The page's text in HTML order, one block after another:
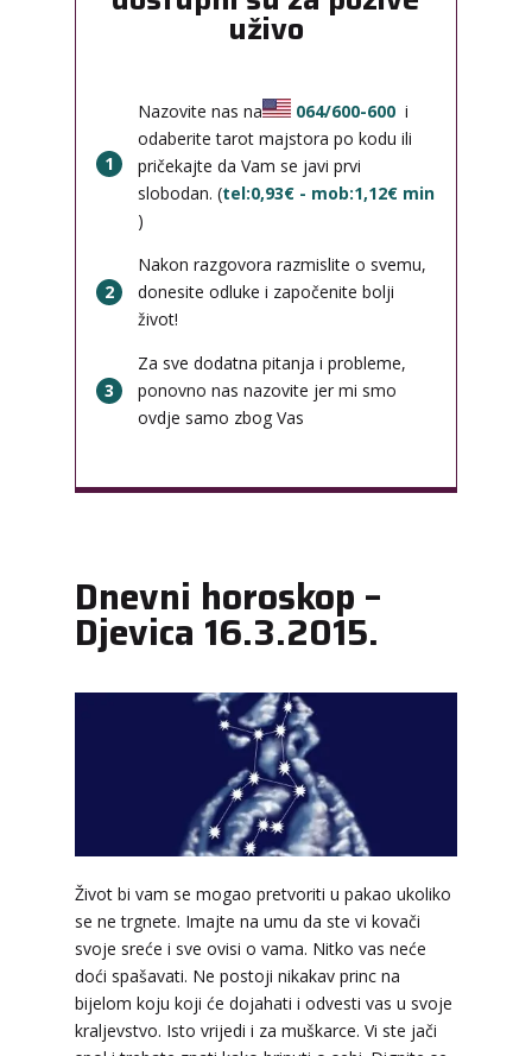
uživo
1
Nazovite nas na 064/600-600 i
odaberite tarot majstora po kodu ili
pričekajte da Vam se javi prvi
slobodan. (tel:0,93€ - mob:1,12€ min
)
2
Nakon razgovora razmislite o svemu,
donesite odluke i započenite bolji
život!
3
Za sve dodatna pitanja i probleme,
ponovno nas nazovite jer mi smo
ovdje samo zbog Vas
Dnevni horoskop –
Djevica 16.3.2015.
Život bi vam se mogao pretvoriti u pakao ukoliko
se ne trgnete. Imajte na umu da ste vi kovači
svoje sreće i sve ovisi o vama. Nitko vas neće
doći spašavati. Ne postoji nikakav princ na
bijelom koju koji će dojahati i odvesti vas u svoje
kraljevstvo. Isto vrijedi i za muškarce. Vi ste jači
ŽANA
/ Kod 135
tarot, astrologija, rune
Broj tel: 064/600-600
tel:0,93€ - mob:1,12€ min
Tarot savjetnik je slobodan
TEHNIKE:tarot, meditacija, slanje pozitivne
energije, poruke anđela, priča o vašim brojevima
Broj tel: 064/600-600
tel:0,93€ - mob:1,12€ min